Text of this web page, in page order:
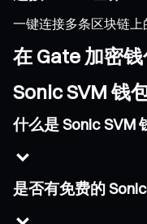
一键连接多条区块链上
在 Gate 加密
Sonic SVM 钱
什么是 Sonic SVM
是否有免费的